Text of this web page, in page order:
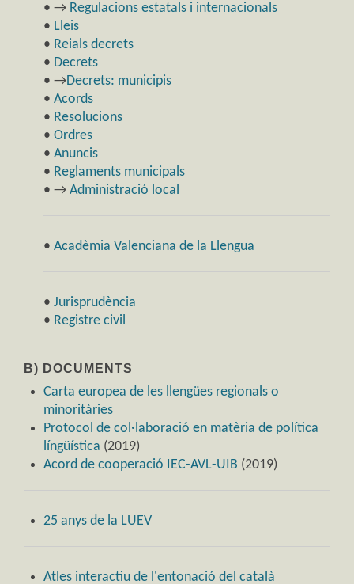
• → Regulacions estatals i internacionals
• Lleis
• Reials decrets
• Decrets
• →Decrets: municipis
• Acords
• Resolucions
• Ordres
• Anuncis
• Reglaments municipals
• → Administració local
• Acadèmia Valenciana de la Llengua
• Jurisprudència
• Registre civil
B) DOCUMENTS
Carta europea de les llengües regionals o
minoritàries
Protocol de col·laboració en matèria de política
língüística (2019)
Acord de cooperació IEC-AVL-UIB (2019)
25 anys de la LUEV
Atles interactiu de l'entonació del català